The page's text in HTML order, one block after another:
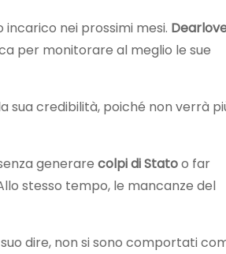
nei prossimi mesi.
per monitorare al meglio le sue
sua credibilità, poiché non verrà
generare colpi di Statoo far
stesso tempo, le mancanze del
dire, non si sono comportati